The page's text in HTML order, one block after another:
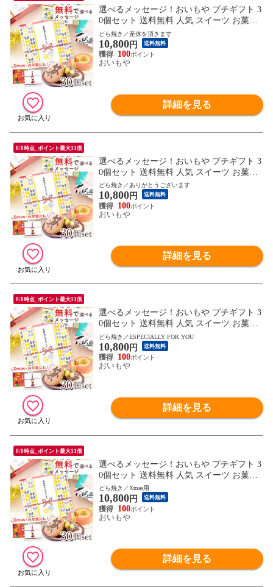
選べるメッセージ！おいもや プチギフト 3
0個セット 送料無料 人気 スイーツ お菓子
退職 お祝い返し お返し どら焼き バウムク
ーヘン 【産休をいただきます・ありがとう
どら焼き】 ※ご指定日にお届け
どら焼き／産休を頂きます
10,800円 送料無料
100
おいもや
詳細を見る
8/8時点_ポイント最大11倍
選べるメッセージ！おいもや プチギフト 3
0個セット 送料無料 人気 スイーツ お菓子
退職 お祝い返し お返し どら焼き バウムク
ーヘン 【ありがとうございます・ありがと
うどら焼き】 ※ご指定日にお届け
どら焼き／ありがとうございます
10,800円 送料無料
100
おいもや
詳細を見る
8/8時点_ポイント最大11倍
選べるメッセージ！おいもや プチギフト 3
0個セット 送料無料 人気 スイーツ お菓子
退職 お祝い返し お返し どら焼き バウムク
ーヘン 【ESPECIALLY FOR YOU・ありが
とうどら焼き】 ※ご指定日にお届け
どら焼き／ESPECIALLY FOR YOU
10,800円 送料無料
100
おいもや
詳細を見る
8/8時点_ポイント最大11倍
選べるメッセージ！おいもや プチギフト 3
0個セット 送料無料 人気 スイーツ お菓子
退職 お祝い返し お返し どら焼き バウムク
ーヘン 【Xmas用・ありがとうどら焼き】
※ご指定日にお届け
どら焼き／Xmas用
10,800円 送料無料
100
おいもや
詳細を見る